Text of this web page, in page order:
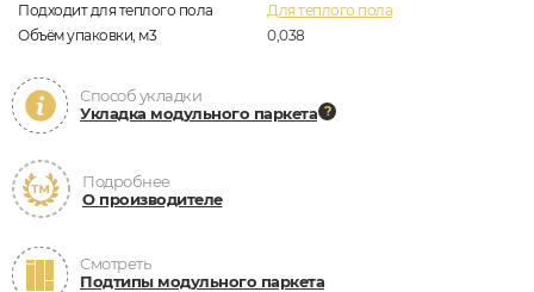
Подходит для теплого пола
Для теплого пола
Объём упаковки, м3
0,038
Способ укладки
Укладка модульного паркета
Подробнее
О производителе
Смотреть
Подтипы модульного паркета